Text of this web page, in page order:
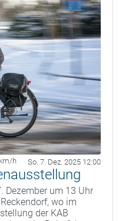
h So. 7. Dez. 2025 12:00
Dezember um 13 Uhr
wo im
der KAB